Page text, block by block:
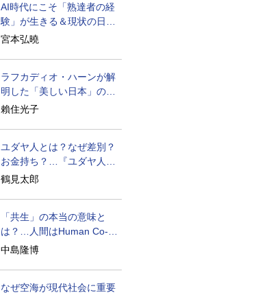
AI時代にこそ「熟達者の経
験」が生きる＆現状の日本
経済の実情は
宮本弘曉
ラフカディオ・ハーンが解
明した「美しい日本」の秘
密と未来
賴住光子
ユダヤ人とは？なぜ差別？
お金持ち？…『ユダヤ人の
歴史』に学ぶ
鶴見太郎
「共生」の本当の意味と
は？…人間はHuman Co-
becoming
中島隆博
なぜ空海が現代社会に重要